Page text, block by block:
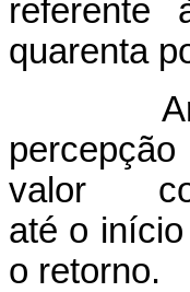
referente
quarenta
Art. 13.
valor
até o
o retorno.